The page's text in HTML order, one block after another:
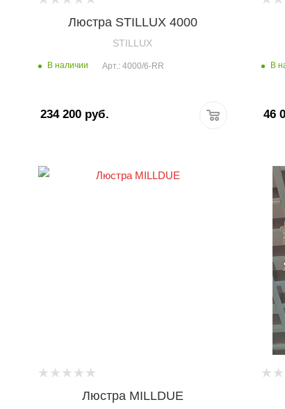
Люстра STILLUX 4000
STILLUX
В наличии Арт.: 4000/6-RR
234 200 руб.
В
46
Люстра MILLDUE